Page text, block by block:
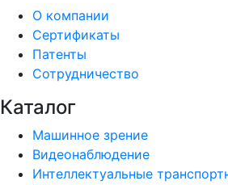
О компании
Сертификаты
Патенты
Сотрудничество
Каталог
Машинное зрение
Видеонаблюдение
Интеллектуальные